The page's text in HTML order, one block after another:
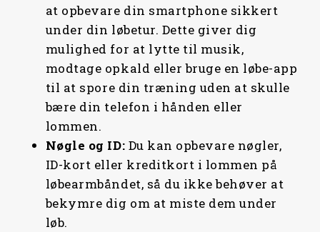
at opbevare din smartphone sikkert
under din løbetur. Dette giver dig
mulighed for at lytte til musik,
modtage opkald eller bruge en løbe-app
til at spore din træning uden at skulle
bære din telefon i hånden eller
lommen.
Nøgle og ID: Du kan opbevare nøgler,
ID-kort eller kreditkort i lommen på
løbearmbåndet, så du ikke behøver at
bekymre dig om at miste dem under
løb.